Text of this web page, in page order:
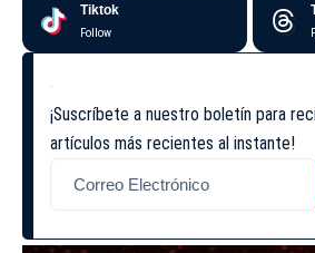
Tiktok
Follow
¡Suscríbete a nuestro boletín para
artículos más recientes al instante!